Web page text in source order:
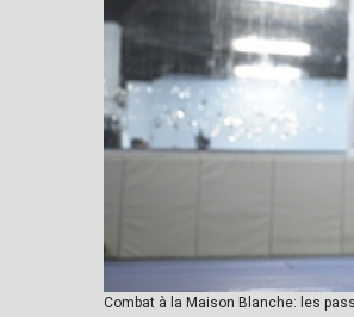
Combat à la Maison Blanche: les